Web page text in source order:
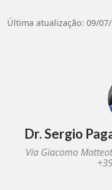
Última atualização: 09/
Dr. Sergio
Via Giacomo